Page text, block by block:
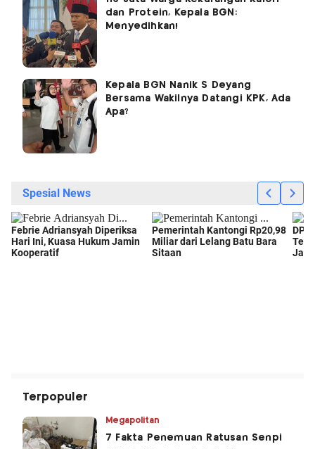
dan Protein, Kepala BGN:
Menyedihkan!
Kepala BGN Nanik S Deyang
Bersama Wakilnya Datangi KPK, Ada
Apa?
Terpopuler
Megapolitan
7 Fakta Penemuan Ratusan Senpi